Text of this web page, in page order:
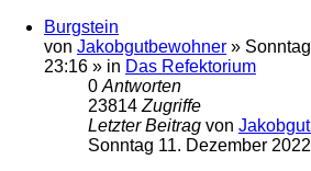
Burgstein
von Jakobgutbewohner »
23:16 » in Das Refektorium
0 Antworten
23814 Zugriffe
Letzter Beitrag von
Sonntag 11. Dezember